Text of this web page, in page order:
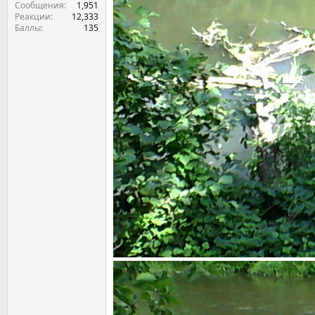
Сообщения
1,951
Реакции
12,333
Баллы
135